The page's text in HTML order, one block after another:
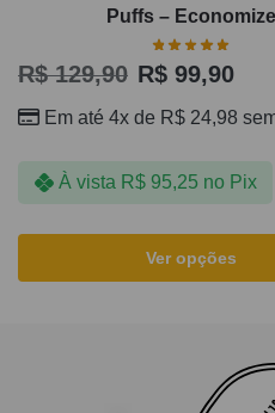
Puffs – Economize
R$129,90 R$ 99,90
Em até 4x de R$ 24,98
À vista R$95,25 no Pix
Ver opções